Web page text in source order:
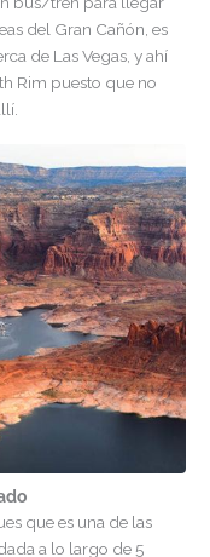
del Gran Cañón, es
de Las Vegas, y ahí
Rim puesto que no
que es una de las
a lo largo de 5